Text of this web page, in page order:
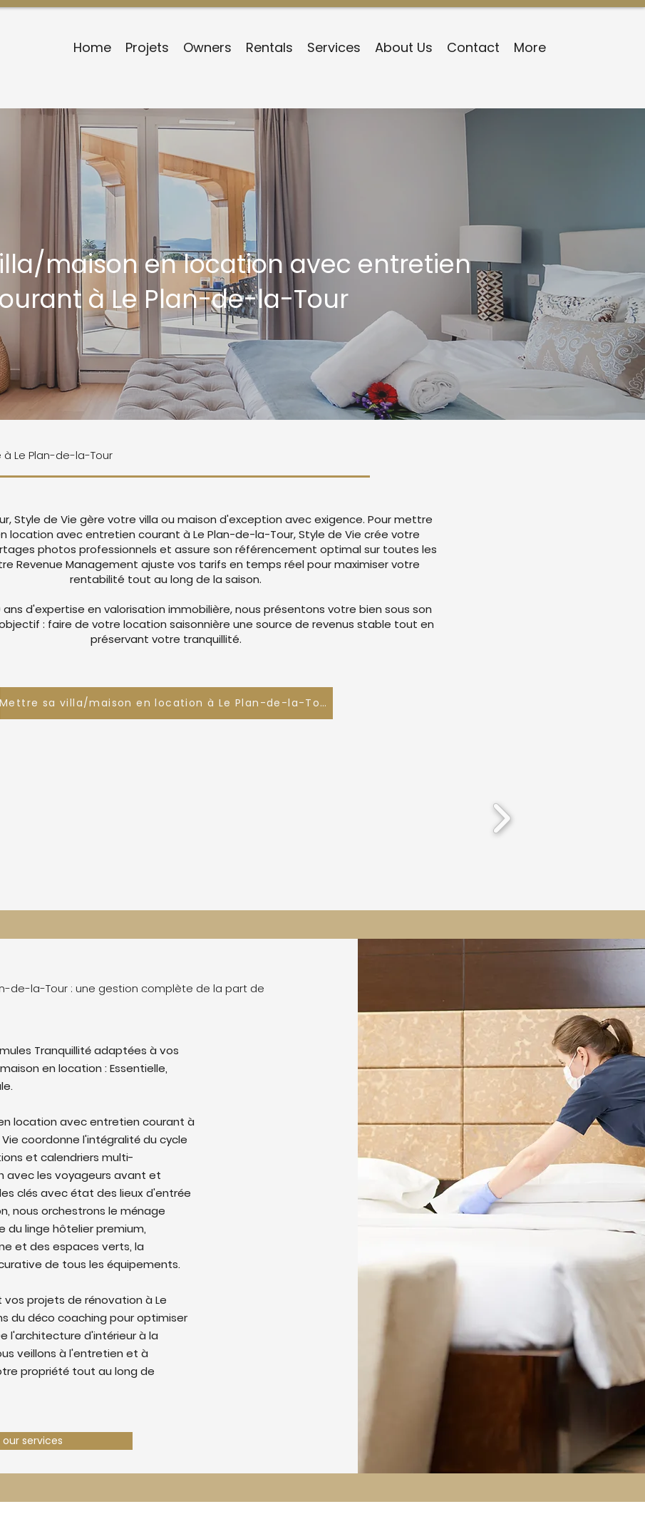
Home Projets Owners Rentals Services About Us Contact More
maison en location avec entretien
à Le Plan-de-la-Tour
Le Plan-de-la-Tour
Style de Vie gère votre villa ou maison d'exception avec exigence. Pour mettre
location avec entretien courant à Le Plan-de-la-Tour, Style de Vie crée votre
photos professionnels et assure son référencement optimal sur toutes les
Revenue Management ajuste vos tarifs en temps réel pour maximiser votre
rentabilité tout au long de la saison.
ans d'expertise en valorisation immobilière, nous présentons votre bien sous son
: faire de votre location saisonnière une source de revenus stable tout en
préservant votre tranquillité.
Mettre sa villa/maison en location à Le Plan-de-la-Tour
de-la-Tour : une gestion complète de la part de
Tranquillité adaptées à vos
en location : Essentielle,
location avec entretien courant à
coordonne l'intégralité du cycle
et calendriers multi-
avec les voyageurs avant et
clés avec état des lieux d'entrée
nous orchestrons le ménage
du linge hôtelier premium,
et des espaces verts, la
de tous les équipements.
projets de rénovation à Le
du déco coaching pour optimiser
l'architecture d'intérieur à la
veillons à l'entretien et à
propriété tout au long de
our services